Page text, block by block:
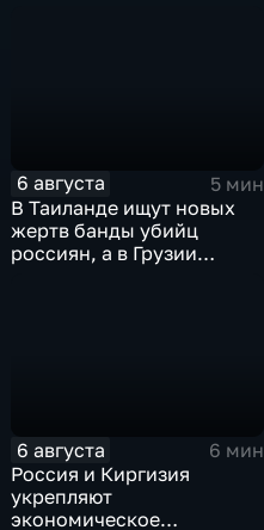
6 августа
5 мин
В Таиланде ищут новых
жертв банды убийц
россиян, а в Грузии
6 августа
6 мин
Россия и Киргизия
укрепляют
экономическое